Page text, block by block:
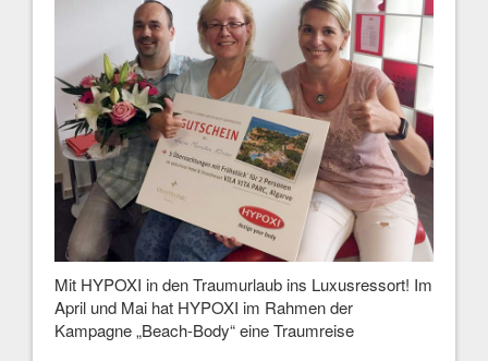
Mit HYPOXI in den Traumurlaub ins Luxusressort! Im
April und Mai hat HYPOXI im Rahmen der
Kampagne „Beach-Body“ eine Traumreise